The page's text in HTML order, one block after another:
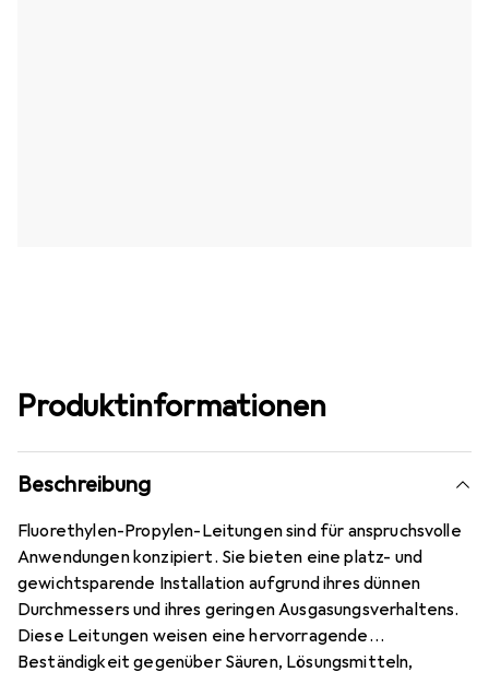
Produktinformationen
Beschreibung
Fluorethylen-Propylen-Leitungen sind für anspruchsvolle
Anwendungen konzipiert. Sie bieten eine platz- und
gewichtsparende Installation aufgrund ihres dünnen
Durchmessers und ihres geringen Ausgasungsverhaltens.
Diese Leitungen weisen eine hervorragende
Beständigkeit gegenüber Säuren, Lösungsmitteln,